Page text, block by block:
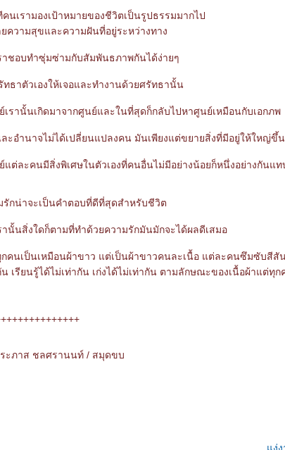
คนเรามองเป้าหมายของชีวิตเป็นรูปธรรมมากไป
ยความสุขและความฝันที่อยู่ระหว่างทาง
าชอบทำซุ่มซ่ามกับสัมพันธภาพกันได้ง่ายๆ
ทธาตัวเองให้เจอและทำงานด้วยศรัทธานั้น
เรานั้นเกิดมาจากศูนย์และในที่สุดก็กลับไปหาศูนย์เหมือนกับเอกภพ
ละอำนาจไม่ได้เปลี่ยนแปลงคน มันเพียงแต่ขยายสิ่งที่มีอยู่ให้ใหญ่ขึ้
แต่ละคนมีสิ่งพิเศษในตัวเองที่คนอื่นไม่มีอย่างน้อยก็หนึ่งอย่างกันแ
รักน่าจะเป็นคำตอบที่ดีที่สุดสำหรับชีวิต
านั้นสิ่งใดก็ตามที่ทำด้วยความรักมันมักจะได้ผลดีเสมอ
กคนเป็นเหมือนผ้าขาว แต่เป็นผ้าขาวคนละเนื้อ แต่ละคนซึมซับสีสั
เรียนรู้ได้ไม่เท่ากัน เก่งได้ไม่เท่ากัน ตามลักษณะของเนื้อผ้าแต่ทุ
ะภาส ชลศรานนท์ / สมุดขบ